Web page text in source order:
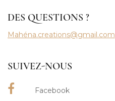
DES QUESTIONS ?
Mahéna.creations@gmail.com
SUIVEZ-NOUS
Facebook